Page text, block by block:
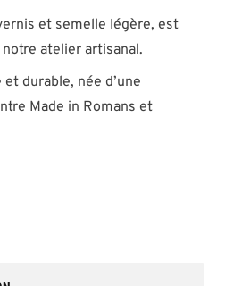
et semelle légère, est
atelier artisanal.
durable, née d’une
Made in Romans et